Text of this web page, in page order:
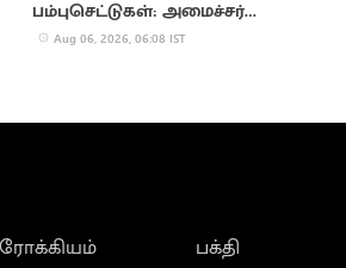
பம்புசெட்டுகள்: அமைச்சர்
வினோத் அறிவிப்பு
Aug 06, 2026, 06:08 IST
பக்தி